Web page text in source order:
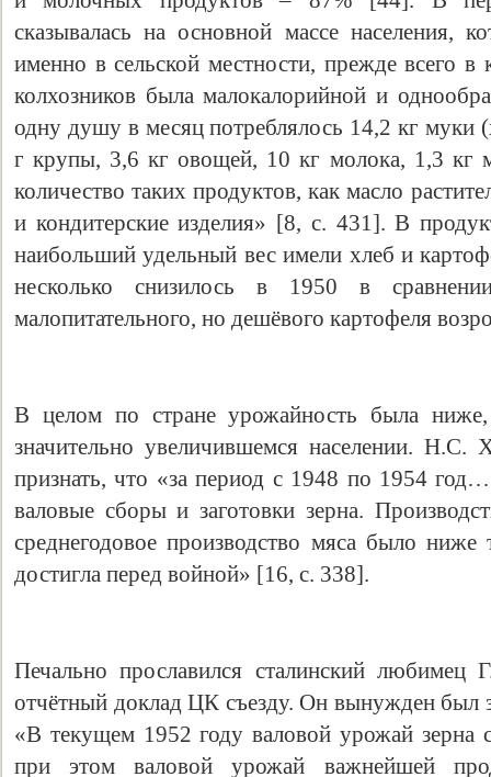
сказывалась на основной массе населения,
именно в сельской местности, прежде всего в
колхозников была малокалорийной и
одну душу в месяц потреблялось 14,2 кг муки
г крупы, 3,6 кг овощей, 10 кг молока, 1,3 кг
количество таких продуктов, как масло
и кондитерские изделия» [8, с. 431]. В
наибольший удельный вес имели хлеб и
несколько снизилось в 1950 в
малопитательного, но дешёвого картофеля
В целом по стране урожайность была
значительно увеличившемся населении.
признать, что «за период с 1948 по 1954
валовые сборы и заготовки зерна.
среднегодовое производство мяса было ниже
достигла перед войной» [16, с. 338].
Печально прославился сталинский любимец
отчётный доклад ЦК съезду. Он вынужден был
«В текущем 1952 году валовой урожай зерна
при этом валовой урожай важнейшей